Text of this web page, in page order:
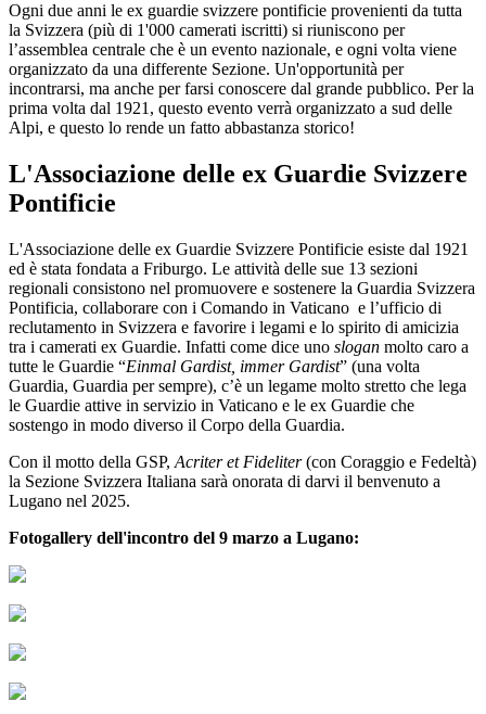
Ogni due anni le ex guardie svizzere pontificie provenienti da tutta
la Svizzera (più di 1'000 camerati iscritti) si riuniscono per
l’assemblea centrale che è un evento nazionale, e ogni volta viene
organizzato da una differente Sezione. Un'opportunità per
incontrarsi, ma anche per farsi conoscere dal grande pubblico. Per la
prima volta dal 1921, questo evento verrà organizzato a sud delle
Alpi, e questo lo rende un fatto abbastanza storico!
L'Associazione delle ex Guardie Svizzere
Pontificie
L'Associazione delle ex Guardie Svizzere Pontificie esiste dal 1921
ed è stata fondata a Friburgo. Le attività delle sue 13 sezioni
regionali consistono nel promuovere e sostenere la Guardia Svizzera
Pontificia, collaborare con i Comando in Vaticano e l’ufficio di
reclutamento in Svizzera e favorire i legami e lo spirito di amicizia
tra i camerati ex Guardie. Infatti come dice uno slogan molto caro a
tutte le Guardie “Einmal Gardist, immer Gardist” (una volta
Guardia, Guardia per sempre), c’è un legame molto stretto che lega
le Guardie attive in servizio in Vaticano e le ex Guardie che
sostengo in modo diverso il Corpo della Guardia.
Con il motto della GSP, Acriter et Fideliter(con Coraggio e Fedeltà)
la Sezione Svizzera Italiana sarà onorata di darvi il benvenuto a
Lugano nel 2025.
Fotogallery dell'incontro del 9 marzo a Lugano: